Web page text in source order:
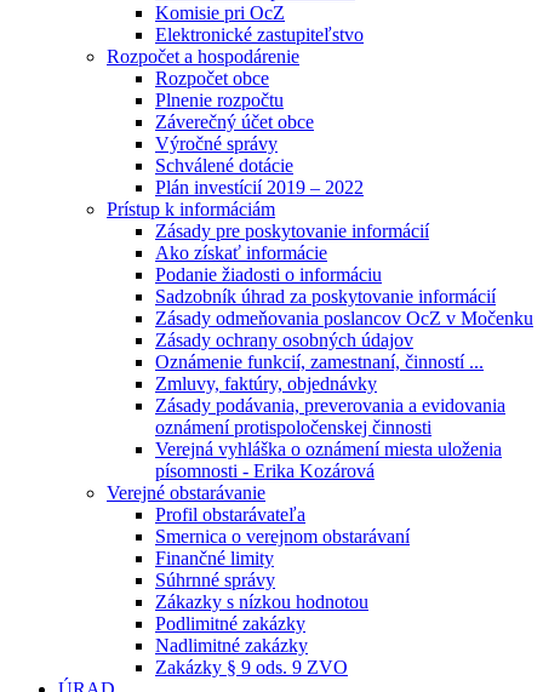
Komisie pri OcZ
Elektronické zastupiteľstvo
Rozpočet a hospodárenie
Rozpočet obce
Plnenie rozpočtu
Záverečný účet obce
Výročné správy
Schválené dotácie
Plán investícií 2019 – 2022
Prístup k informáciám
Zásady pre poskytovanie informácií
Ako získať informácie
Podanie žiadosti o informáciu
Sadzobník úhrad za poskytovanie informácií
Zásady odmeňovania poslancov OcZ v Močenku
Zásady ochrany osobných údajov
Oznámenie funkcií, zamestnaní, činností ...
Zmluvy, faktúry, objednávky
Zásady podávania, preverovania a evidovania
oznámení protispoločenskej činnosti
Verejná vyhláška o oznámení miesta uloženia
písomnosti - Erika Kozárová
Verejné obstarávanie
Profil obstarávateľa
Smernica o verejnom obstarávaní
Finančné limity
Súhrnné správy
Zákazky s nízkou hodnotou
Podlimitné zakázky
Nadlimitné zakázky
Zakázky § 9 ods. 9 ZVO